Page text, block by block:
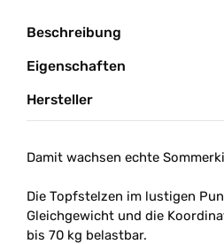
Beschreibung
Eigenschaften
Hersteller
Damit wachsen echte
Die Topfstelzen im lustigen
Gleichgewicht und die
bis 70 kg belastbar.